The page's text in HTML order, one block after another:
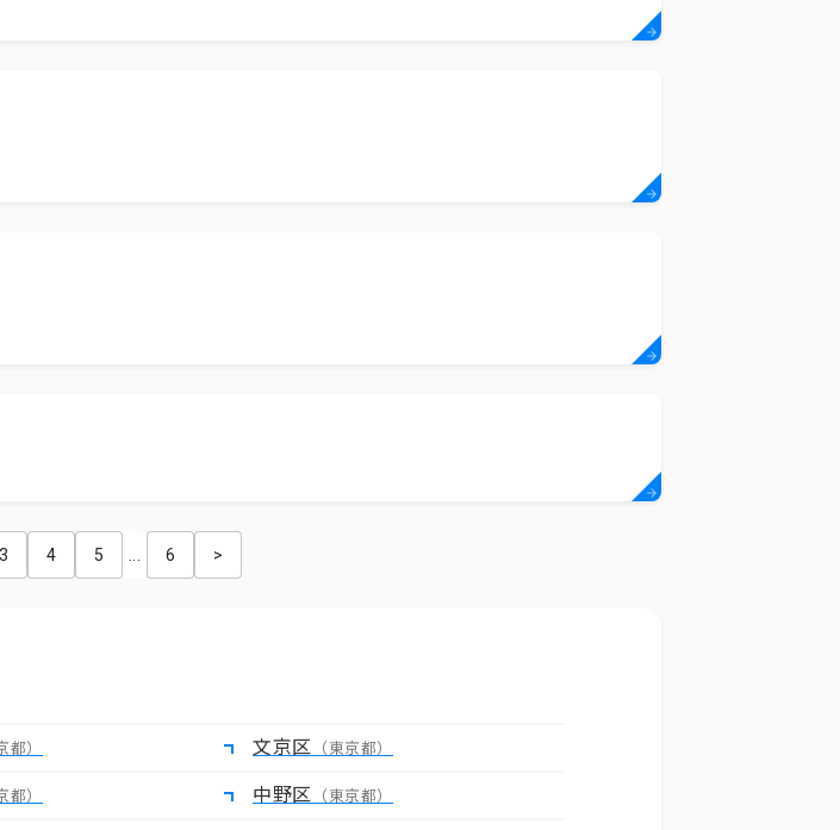
3 4 5 6 >
都） 文京区 （東京都）
都） 中野区 （東京都）